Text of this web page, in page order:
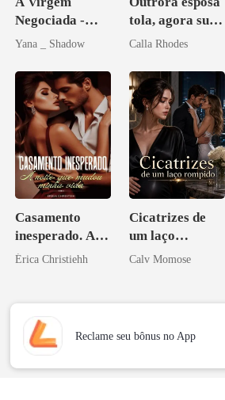
Negociada -
Uma flor para o
Yana _ Shadow
tola, agora sua
obsessão eterna
Calla Rhodes
Casamento
inesperado. A
noite que mudou
Érica Christiehh
Cicatrizes de
um laço
rompido
Calv Momose
Reclame seu bônus no App